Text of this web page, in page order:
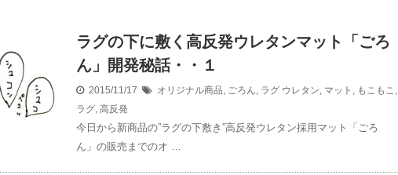
ラグの下に敷く高反発ウレタンマット「ごろ
ん」開発秘話・・１
2015/11/17 オリジナル商品, ごろん, ラグ ウレタン, マット , もこもこ ,
ラグ, 高反発
今日から新商品の”ラグの下敷き”高反発ウレタン採用マット「ごろ
ん」の販売までのオ …